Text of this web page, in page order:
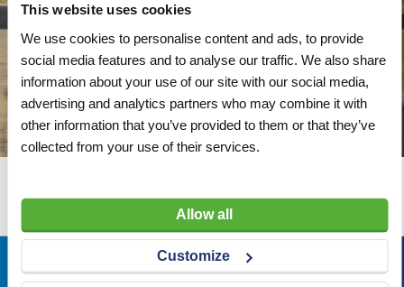
This website uses cookies
We use cookies to personalise content and ads, to provide
social media features and to analyse our traffic. We also share
information about your use of our site with our social media,
advertising and analytics partners who may combine it with
other information that you’ve provided to them or that they’ve
collected from your use of their services.
Allow all
Customize
Bezoekadres